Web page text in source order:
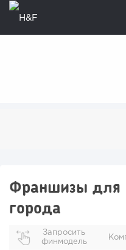
Франшизы для
города
Запросить
финмодель